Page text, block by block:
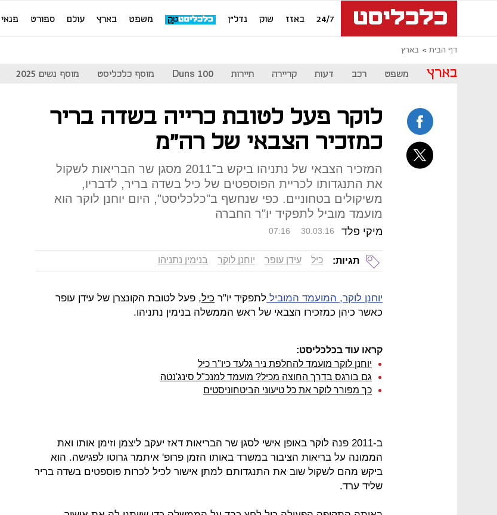
24/7 באזז שוק נדל"ן משפט בארץ עולם ספורט פנאי
דף הבית בארץ
בארץ משפט רכב דעות קריירה תיירות Duns 100 מוסף כלכליסט מוסף נשים 2025
לוקר פעל לטובת כרייה בשדה בריר
כמזכיר הצבאי של רה"מ
המזכיר הצבאי של נתניהו ביקש ב־2011 מסגן שר הבריאות לשקול
את התנגדותו לכריית הפוספטים של כיל בשדה בריר, לדבריו,
משיקולים בטחוניים. כפי שנחשף ב"כלכליסט", היום יוחנן לוקר הוא
מועמד מוביל לתפקיד יו"ר החברה
מיקי פלד 07:16 30.03.16
תגיות: כיל עידן עופר יוחנן לוקר בנימין נתניהו
יוחנן לוקר, המועמד המוביל לתפקיד יו"ר כיל, פעל לטובת הקונצרן של עידן עופר
כאשר כיהן כמזכירו הצבאי של ראש הממשלה בנימין נתניהו.
קראו עוד בכלכליסט:
יוחנן לוקר מועמד להחלפת ניר גלעד כיו"ר כיל
גם בורגס בדרך החוצה מכיל? מועמד למנכ"ל סינג'נטה
כך מפורר לוקר את כל טיעוני הביטחוניסטים
ב-2011 פנה לוקר באופן אישי לסגן שר הבריאות דאז יעקב ליצמן וזימן אותו ואת
הממונה על בריאות הציבור במשרד באותו הזמן פרופ' איתמר גרוטו לפגישה. הוא
ביקש מהם לשקול שוב את התנגדותם למתן אישור לכיל לכרות פוספטים בשדה בריר
שליד ערד.